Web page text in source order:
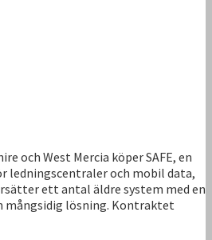
och West Mercia köper SAFE, en
ledningscentraler och mobil data,
ett antal äldre system med en
mångsidig lösning. Kontraktet